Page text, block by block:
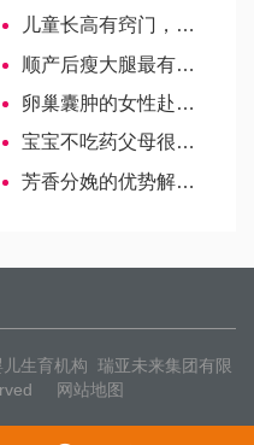
儿童长高有窍门，这3种运动可以让孩子猛窜5厘米！
顺产后瘦大腿最有效方法，5个运动助你轻松减肥
卵巢囊肿的女性赴美做试管婴儿前，需要先切除吗？
宝宝不吃药父母很头痛，掌握这4招喂药方法轻松解决
芳香分娩的优势解读，对产妇至少有这3点好处！
生育机构 瑞亚未来集团有限
网站地图